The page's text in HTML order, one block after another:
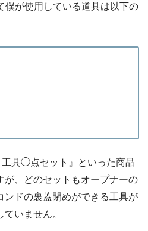
僕が使用している道具は以下の
具◯点セット』といった商品
が、どのセットもオープナーの
ンドの裏蓋閉めができる工具が
いません。